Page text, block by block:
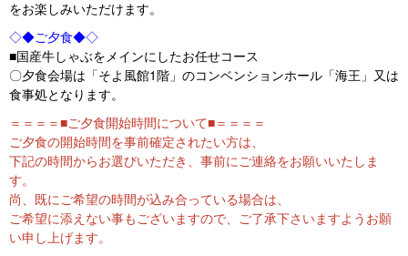
をお楽しみいただけます。
◇◆ご夕食◆◇
■国産牛しゃぶをメインにしたお任せコース
〇夕食会場は「そよ風館1階」のコンベンションホール「海王」又は
食事処となります。
＝＝＝＝■ご夕食開始時間について■＝＝＝＝
ご夕食の開始時間を事前確定されたい方は、
下記の時間からお選びいただき、事前にご連絡をお願いいたしま
す。
尚、既にご希望の時間が込み合っている場合は、
ご希望に添えない事もございますので、ご了承下さいますようお願
い申し上げます。